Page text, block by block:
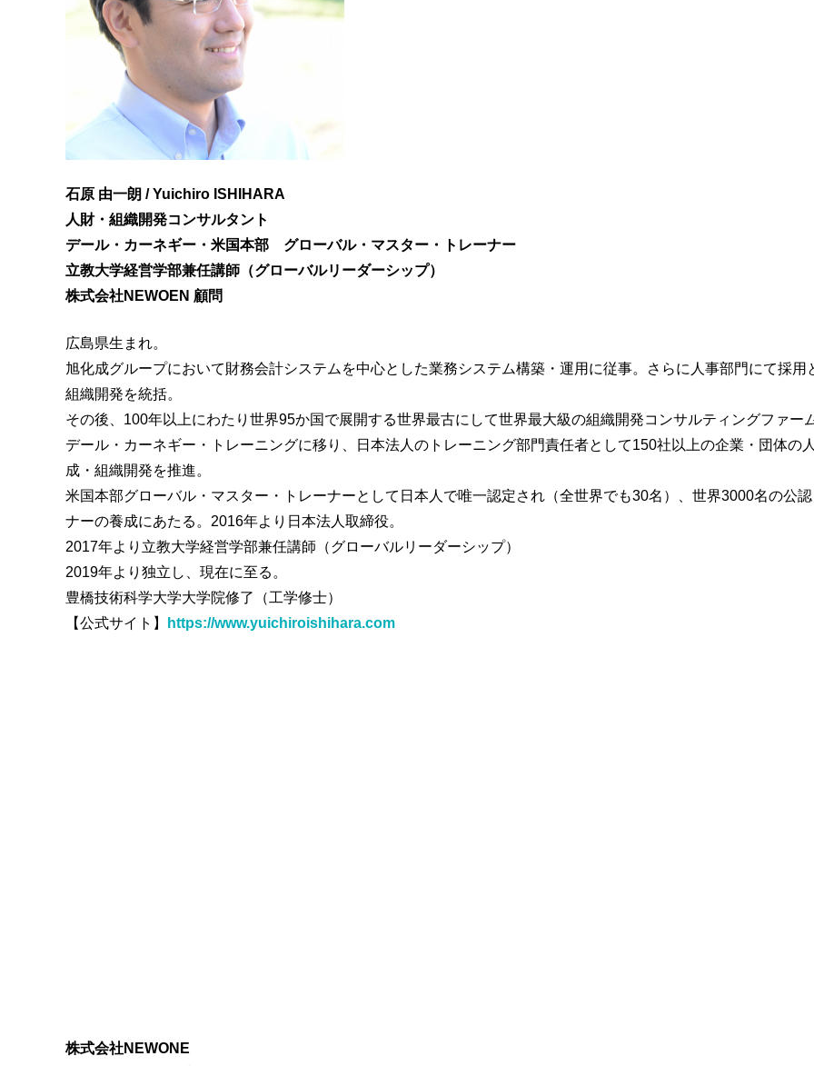
石原 由一朗 / Yuichiro ISHIHARA
人財・組織開発コンサルタント
デール・カーネギー・米国本部 グローバル・マスター・トレーナー
立教大学経営学部兼任講師（グローバルリーダーシップ）
株式会社NEWOEN 顧問
広島県生まれ。
旭化成グループにおいて財務会計システムを中心とした業務システム構築・運用に従事。さらに人事部門にて採用
組織開発を統括。
その後、100年以上にわたり世界95か国で展開する世界最古にして世界最大級の組織開発コンサルティングファー
デール・カーネギー・トレーニングに移り、日本法人のトレーニング部門責任者として150社以上の企業・団体の
成・組織開発を推進。
米国本部グローバル・マスター・トレーナーとして日本人で唯一認定され（全世界でも30名）、世界3000名の公
ナーの養成にあたる。2016年より日本法人取締役。
2017年より立教大学経営学部兼任講師（グローバルリーダーシップ）
2019年より独立し、現在に至る。
豊橋技術科学大学大学院修了（工学修士）
【公式サイト】
https://www.yuichiroishihara.com
株式会社NEWONE